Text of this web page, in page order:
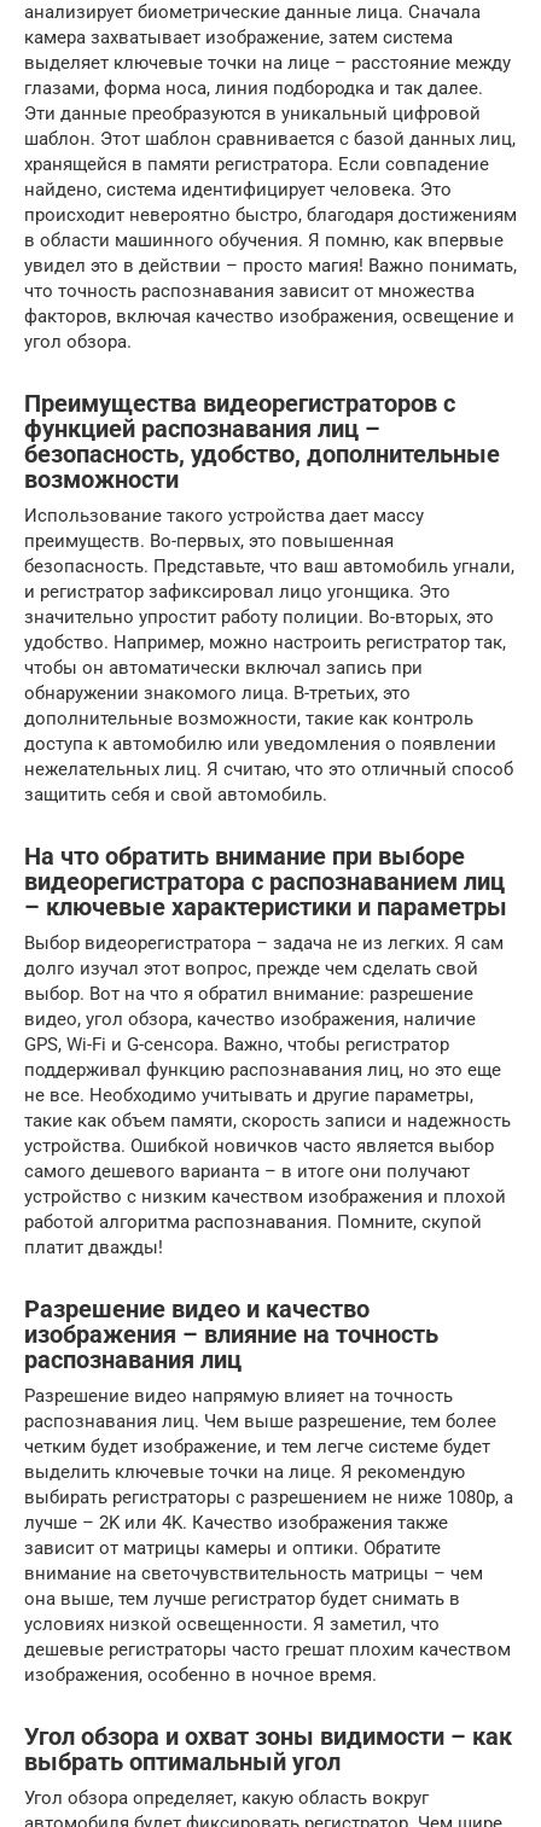
анализирует биометрические данные лица. Сначала
камера захватывает изображение, затем система
выделяет ключевые точки на лице – расстояние между
глазами, форма носа, линия подбородка и так далее.
Эти данные преобразуются в уникальный цифровой
шаблон. Этот шаблон сравнивается с базой данных лиц,
хранящейся в памяти регистратора. Если совпадение
найдено, система идентифицирует человека. Это
происходит невероятно быстро, благодаря достижениям
в области машинного обучения. Я помню, как впервые
увидел это в действии – просто магия! Важно понимать,
что точность распознавания зависит от множества
факторов, включая качество изображения, освещение и
угол обзора.
Преимущества видеорегистраторов с
функцией распознавания лиц –
безопасность, удобство, дополнительные
возможности
Использование такого устройства дает массу
преимуществ. Во-первых, это повышенная
безопасность. Представьте, что ваш автомобиль угнали,
и регистратор зафиксировал лицо угонщика. Это
значительно упростит работу полиции. Во-вторых, это
удобство. Например, можно настроить регистратор так,
чтобы он автоматически включал запись при
обнаружении знакомого лица. В-третьих, это
дополнительные возможности, такие как контроль
доступа к автомобилю или уведомления о появлении
нежелательных лиц. Я считаю, что это отличный способ
защитить себя и свой автомобиль.
На что обратить внимание при выборе
видеорегистратора с распознаванием лиц
– ключевые характеристики и параметры
Выбор видеорегистратора – задача не из легких. Я сам
долго изучал этот вопрос, прежде чем сделать свой
выбор. Вот на что я обратил внимание: разрешение
видео, угол обзора, качество изображения, наличие
GPS, Wi-Fi и G-сенсора. Важно, чтобы регистратор
поддерживал функцию распознавания лиц, но это еще
не все. Необходимо учитывать и другие параметры,
такие как объем памяти, скорость записи и надежность
устройства. Ошибкой новичков часто является выбор
самого дешевого варианта – в итоге они получают
устройство с низким качеством изображения и плохой
работой алгоритма распознавания. Помните, скупой
платит дважды!
Разрешение видео и качество
изображения – влияние на точность
распознавания лиц
Разрешение видео напрямую влияет на точность
распознавания лиц. Чем выше разрешение, тем более
четким будет изображение, и тем легче системе будет
выделить ключевые точки на лице. Я рекомендую
выбирать регистраторы с разрешением не ниже 1080p, а
лучше – 2K или 4K. Качество изображения также
зависит от матрицы камеры и оптики. Обратите
внимание на светочувствительность матрицы – чем
она выше, тем лучше регистратор будет снимать в
условиях низкой освещенности. Я заметил, что
дешевые регистраторы часто грешат плохим качеством
изображения, особенно в ночное время.
Угол обзора и охват зоны видимости – как
выбрать оптимальный угол
Угол обзора определяет, какую область вокруг